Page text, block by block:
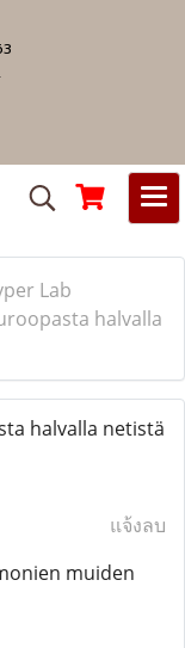
Lab
halvalla
halvalla netistä
แจ้งลบ
muiden